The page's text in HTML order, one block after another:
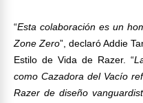
“Esta colaboración es un
Zone Zero”, declaró Addie
Estilo de Vida de Razer. “
como Cazadora del Vacío
Razer de diseño